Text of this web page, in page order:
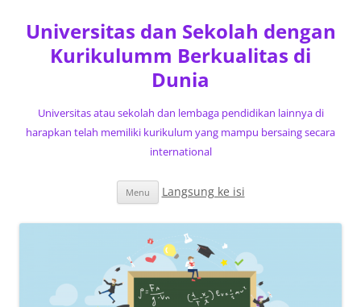
Universitas dan Sekolah dengan
Kurikulumm Berkualitas di
Dunia
Universitas atau sekolah dan lembaga pendidikan lainnya di
harapkan telah memiliki kurikulum yang mampu bersaing secara
international
Menu Langsung ke isi